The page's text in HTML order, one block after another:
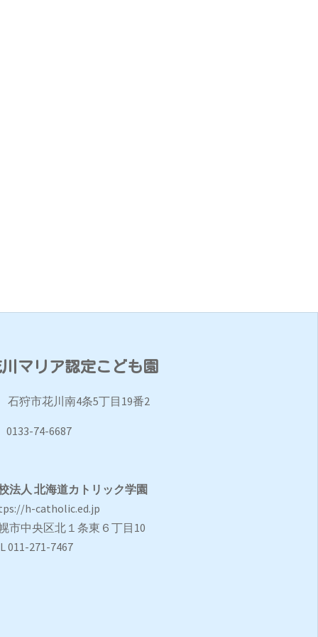
マリア認定こども園
石狩市花川南4条5丁目19番2
0133-74-6687
法人 北海道カトリック学園
h-catholic.ed.jp
市中央区北１条東６丁目10
011-271-7467